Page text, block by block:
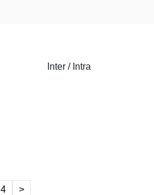
Inter / Intra
4 >